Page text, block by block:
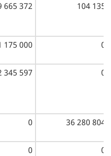
665 372 104 135
175 000 0
345 597 0
0 36 280 804
0 0